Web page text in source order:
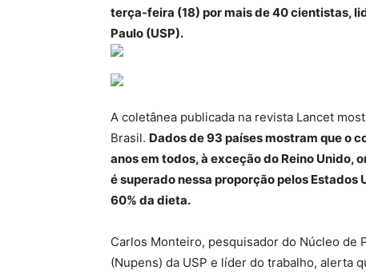
terça-feira (18) por mais de 40 cientistas,
Paulo (USP).
A coletânea publicada na revista Lancet
Brasil. Dados de 93 países mostram que o
anos em todos, à exceção do Reino Unido,
é superado nessa proporção pelos
60% da dieta.
Carlos Monteiro, pesquisador do Núcleo de
(Nupens) da USP e líder do trabalho, alerta